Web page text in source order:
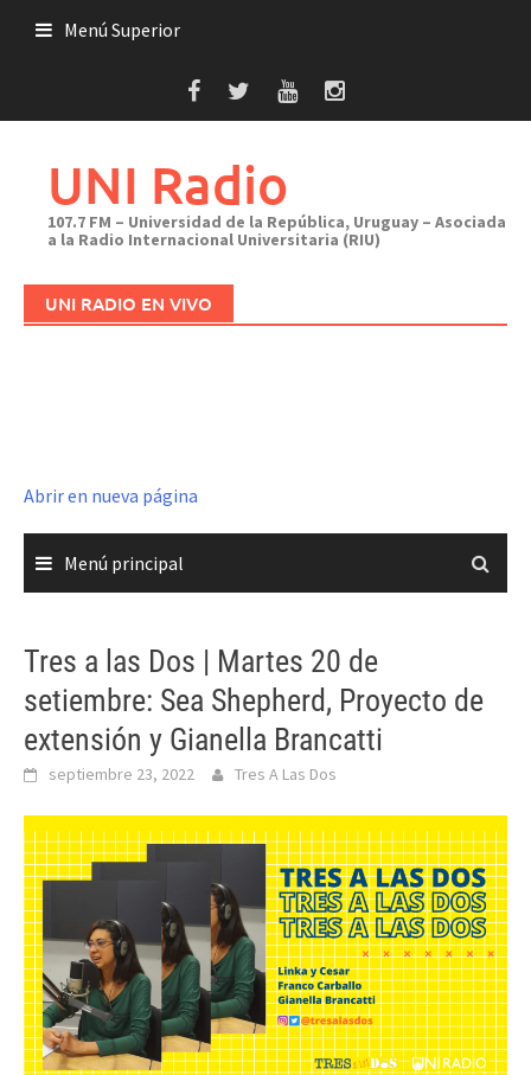
Menú Superior
UNI Radio
107.7 FM – Universidad de la República, Uruguay – Asociada
a la Radio Internacional Universitaria (RIU)
UNI RADIO EN VIVO
Abrir en nueva página
Menú principal
Tres a las Dos | Martes 20 de
setiembre: Sea Shepherd, Proyecto de
extensión y Gianella Brancatti
septiembre 23, 2022 Tres A Las Dos